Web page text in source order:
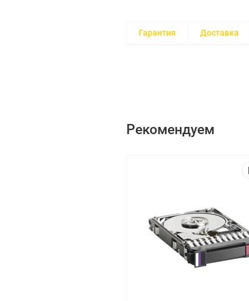
Гарантия Доставка
Рекомендуем